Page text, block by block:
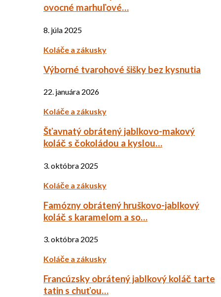
ovocné marhuľové…
8. júla 2025
Koláče a zákusky
Výborné tvarohové šišky bez kysnutia
22. januára 2026
Koláče a zákusky
Šťavnatý obrátený jablkovo-makový
koláč s čokoládou a kyslou…
3. októbra 2025
Koláče a zákusky
Famózny obrátený hruškovo-jablkový
koláč s karamelom a so…
3. októbra 2025
Koláče a zákusky
Francúzsky obrátený jablkový koláč tarte
tatin s chuťou…